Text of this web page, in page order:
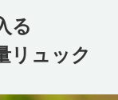
る
リュック